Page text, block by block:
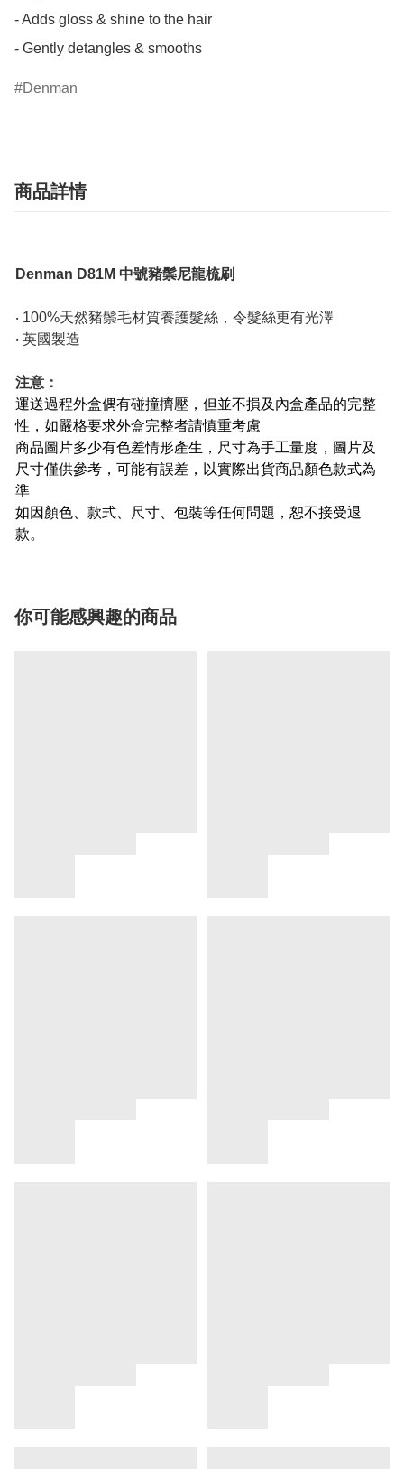
- Adds gloss & shine to the hair
- Gently detangles & smooths
Denman
商品詳情
Denman D81M 中號豬鬃尼龍梳刷
‧ 100%天然豬鬃毛材質養護髮絲，令髮絲更有光澤
‧ 英國製造
注意：
運送過程外盒偶有碰撞擠壓，但並不損及內盒產品的完整
性，如嚴格要求外盒完整者請慎重考慮
商品圖片多少有色差情形產生，尺寸為手工量度，圖片及
尺寸僅供參考，可能有誤差，以實際出貨商品顏色款式為
準
如因顏色、款式、尺寸、包裝等任何問題，恕不接受退
款。
你可能感興趣的商品